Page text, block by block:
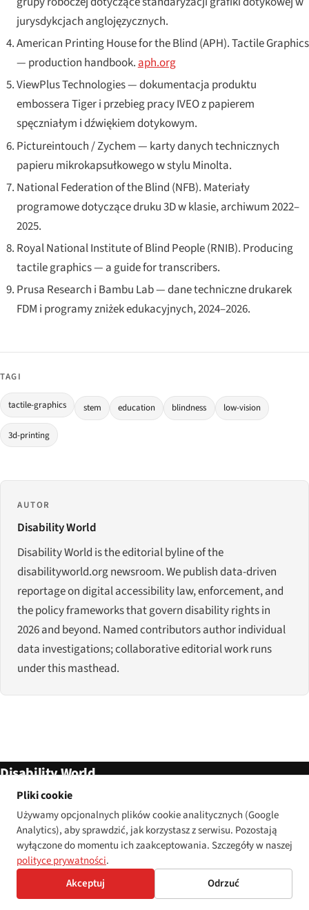
jurysdykcjach anglojęzycznych.
American Printing House for the Blind (APH).Tactile Graphics
— production handbook.aph.org
ViewPlus Technologies — dokumentacja produktu
embossera Tiger i przebieg pracy IVEO z papierem
spęczniałym i dźwiękiem dotykowym.
Pictureintouch / Zychem — karty danych technicznych
papieru mikrokapsułkowego w stylu Minolta.
National Federation of the Blind (NFB). Materiały
programowe dotyczące druku 3D w klasie, archiwum 2022–
2025.
Royal National Institute of Blind People (RNIB). Producing
tactile graphics — a guide for transcribers.
Prusa Research i Bambu Lab — dane techniczne drukarek
FDM i programy zniżek edukacyjnych, 2024–2026.
TAGI
tactile-graphics stem education blindness low-vision
3d-printing
AUTOR
Disability World
Disability World is the editorial byline of the
disabilityworld.org newsroom. We publish data-driven
reportage on digital accessibility law, enforcement, and
the policy frameworks that govern disability rights in
2026 and beyond. Named contributors author individual
data investigations; collaborative editorial work runs
under this masthead.
Disability World
Zbudowane z troską, dostępność
przede wszystkim.
DISABILITY WORLD
Start
REFERENCE
Pliki cookie
Używamy opcjonalnych plików cookie analitycznych (Google
Analytics), aby sprawdzić, jak korzystasz z serwisu. Pozostają
wyłączone do momentu ich zaakceptowania. Szczegóły w naszej
polityce prywatności.
Akceptuj
Odrzuć